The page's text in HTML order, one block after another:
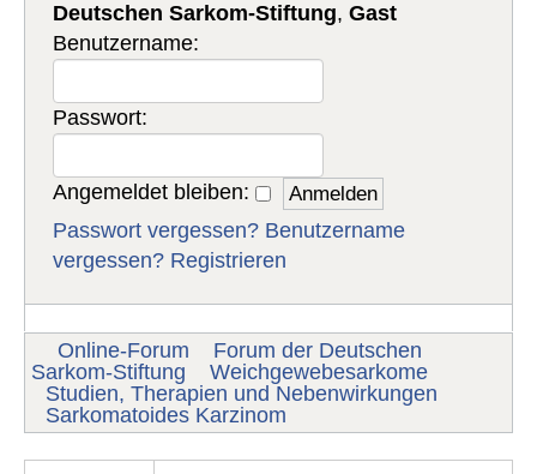
Deutschen Sarkom-Stiftung,Gast
Benutzername:
Passwort:
Angemeldet bleiben:
Passwort vergessen? Benutzername
vergessen? Registrieren
Online-Forum
Forum der Deutschen
Sarkom-Stiftung
Weichgewebesarkome
Studien, Therapien und Nebenwirkungen
Sarkomatoides Karzinom